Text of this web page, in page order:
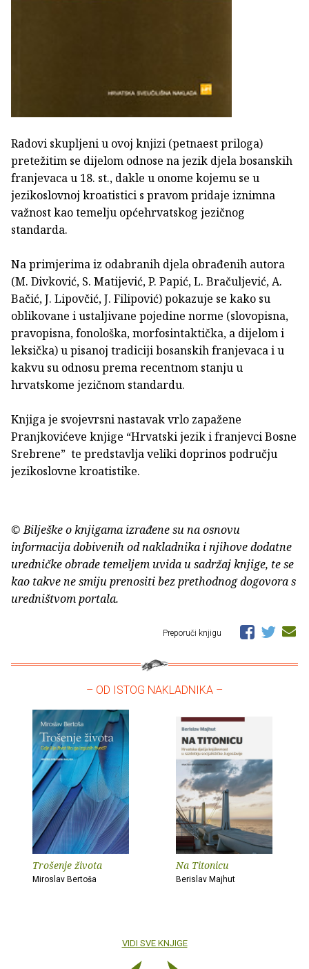
Radovi skupljeni u ovoj knjizi (petnaest priloga)
pretežitim se dijelom odnose na jezik djela bosanskih
franjevaca u 18. st., dakle u onome kojemu se u
jezikoslovnoj kroatistici s pravom pridaje iznimna
važnost kao temelju općehrvatskog jezičnog
standarda.
Na primjerima iz odabranih djela obrađenih autora
(M. Divković, S. Matijević, P. Papić, L. Bračuljević, A.
Bačić, J. Lipovčić, J. Filipović) pokazuje se kako su
oblikovane i ustaljivane pojedine norme (slovopisna,
pravopisna, fonološka, morfosintaktička, a dijelom i
leksička) u pisanoj tradiciji bosanskih franjevaca i u
kakvu su odnosu prema recentnom stanju u
hrvatskome jezičnom standardu.
Knjiga je svojevrsni nastavak vrlo zapažene
Pranjkovićeve knjige “Hrvatski jezik i franjevci Bosne
Srebrene” te predstavlja veliki doprinos području
jezikoslovne kroatistike.
© Bilješke o knjigama izrađene su na osnovu
informacija dobivenih od nakladnika i njihove dodatne
uredničke obrade temeljem uvida u sadržaj knjige, te se
kao takve ne smiju prenositi bez prethodnog dogovora s
uredništvom portala.
Preporuči knjigu
– OD ISTOG NAKLADNIKA –
Trošenje života
Miroslav Bertoša
Na Titonicu
Berislav Majhut
VIDI SVE KNJIGE